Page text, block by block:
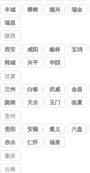
丰城 樟树 德兴 瑞金
瑞昌
陕西
讨债
公司
西安 咸阳 榆林 宝鸡
韩城 兴平 华阴
甘肃
讨债
公司
兰州 白银 武威 金昌
陇南 天水 玉门 临夏
贵州
讨债
公司
贵阳 安顺 遵义
六盘
赤水 仁怀 福泉
重庆
讨债
云南